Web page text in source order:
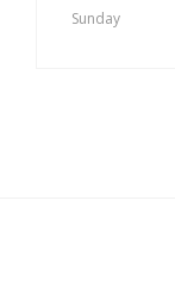
Sunday